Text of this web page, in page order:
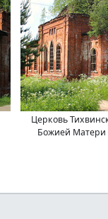
Церковь
Божией Матери